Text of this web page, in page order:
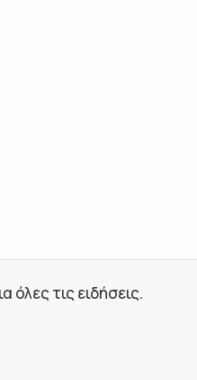
τις ειδήσεις.